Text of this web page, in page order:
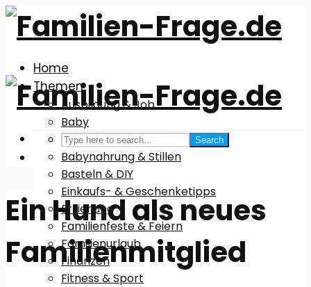
Home
Themen
Ausbildung & Job
Baby
Babyausstattung
Babynahrung & Stillen
Basteln & DIY
Einkaufs- & Geschenketipps
Erziehung
Familienfeste & Feiern
Familienurlaub
Finanzen
Fitness & Sport
Search
Ein Hund als neues
Familienmitglied